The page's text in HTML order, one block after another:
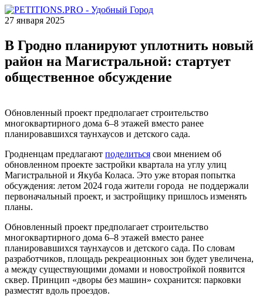
27 января 2025
В Гродно планируют уплотнить новый
район на Магистральной: стартует
общественное обсуждение
Обновленный проект предполагает строительство
многоквартирного дома 6–8 этажей вместо ранее
планировавшихся таунхаусов и детского сада.
Гродненцам предлагают поделиться свои мнением об
обновленном проекте застройки квартала на углу улиц
Магистральной и Якуба Коласа. Это уже вторая попытка
обсуждения: летом 2024 года жители города не поддержали
первоначальный проект, и застройщику пришлось изменять
планы.
Обновленный проект предполагает строительство
многоквартирного дома 6–8 этажей вместо ранее
планировавшихся таунхаусов и детского сада. По словам
разработчиков, площадь рекреационных зон будет увеличена,
а между существующими домами и новостройкой появится
сквер. Принцип «дворы без машин» сохранится: парковки
разместят вдоль проездов.